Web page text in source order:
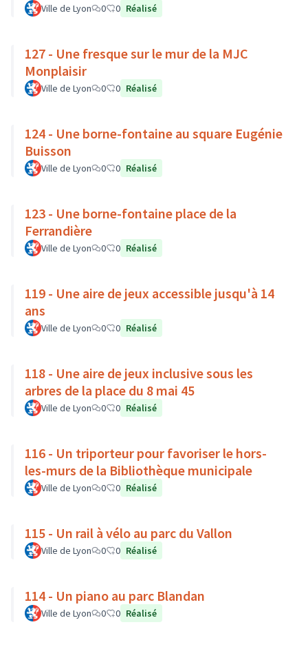
Ville de Lyon 0 0 Réalisé
127 - Une fresque sur le mur de la MJC
Monplaisir
Ville de Lyon 0 0 Réalisé
124 - Une borne-fontaine au square Eugénie
Buisson
Ville de Lyon 0 0 Réalisé
123 - Une borne-fontaine place de la
Ferrandière
Ville de Lyon 0 0 Réalisé
119 - Une aire de jeux accessible jusqu'à 14
ans
Ville de Lyon 0 0 Réalisé
118 - Une aire de jeux inclusive sous les
arbres de la place du 8 mai 45
Ville de Lyon 0 0 Réalisé
116 - Un triporteur pour favoriser le hors-
les-murs de la Bibliothèque municipale
Ville de Lyon 0 0 Réalisé
115 - Un rail à vélo au parc du Vallon
Ville de Lyon 0 0 Réalisé
114 - Un piano au parc Blandan
Ville de Lyon 0 0 Réalisé